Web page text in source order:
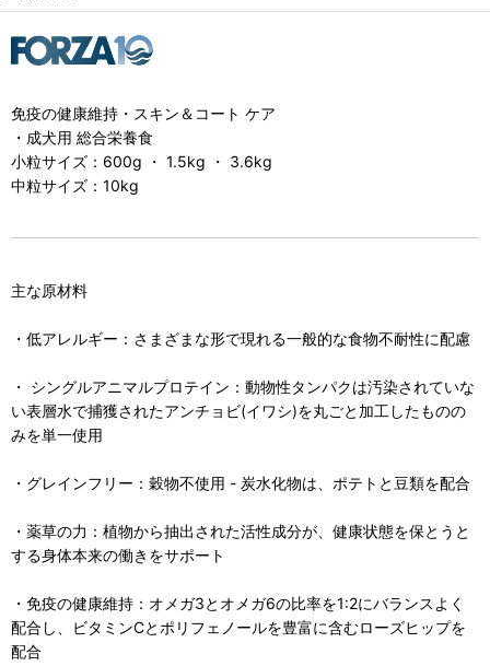
免疫の健康維持・スキン＆コート ケア
・成犬用 総合栄養食
小粒サイズ：600g ・ 1.5kg ・ 3.6kg
中粒サイズ：10kg
主な原材料
・低アレルギー：さまざまな形で現れる一般的な食物不耐性に配慮
・ シングルアニマルプロテイン：動物性タンパクは汚染されていな
い表層水で捕獲されたアンチョビ(イワシ)を丸ごと加工したものの
みを単一使用
・グレインフリー：穀物不使用 - 炭水化物は、ポテトと豆類を配合
・薬草の力：植物から抽出された活性成分が、健康状態を保とうと
する身体本来の働きをサポート
・免疫の健康維持：オメガ3とオメガ6の比率を1:2にバランスよく
配合し、ビタミンCとポリフェノールを豊富に含むローズヒップを
配合